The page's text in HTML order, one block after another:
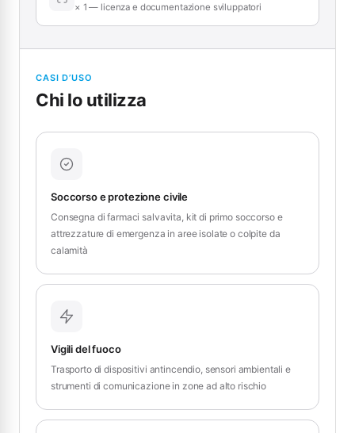
× 1 — licenza e documentazione sviluppatori
CASI D’USO
Chi lo utilizza
Soccorso e protezione civile
Consegna di farmaci salvavita, kit di primo soccorso e
attrezzature di emergenza in aree isolate o colpite da
calamità
Vigili del fuoco
Trasporto di dispositivi antincendio, sensori ambientali e
strumenti di comunicazione in zone ad alto rischio